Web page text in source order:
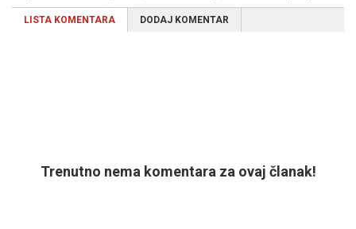
LISTA KOMENTARA DODAJ KOMENTAR
Trenutno nema komentara za ovaj članak!